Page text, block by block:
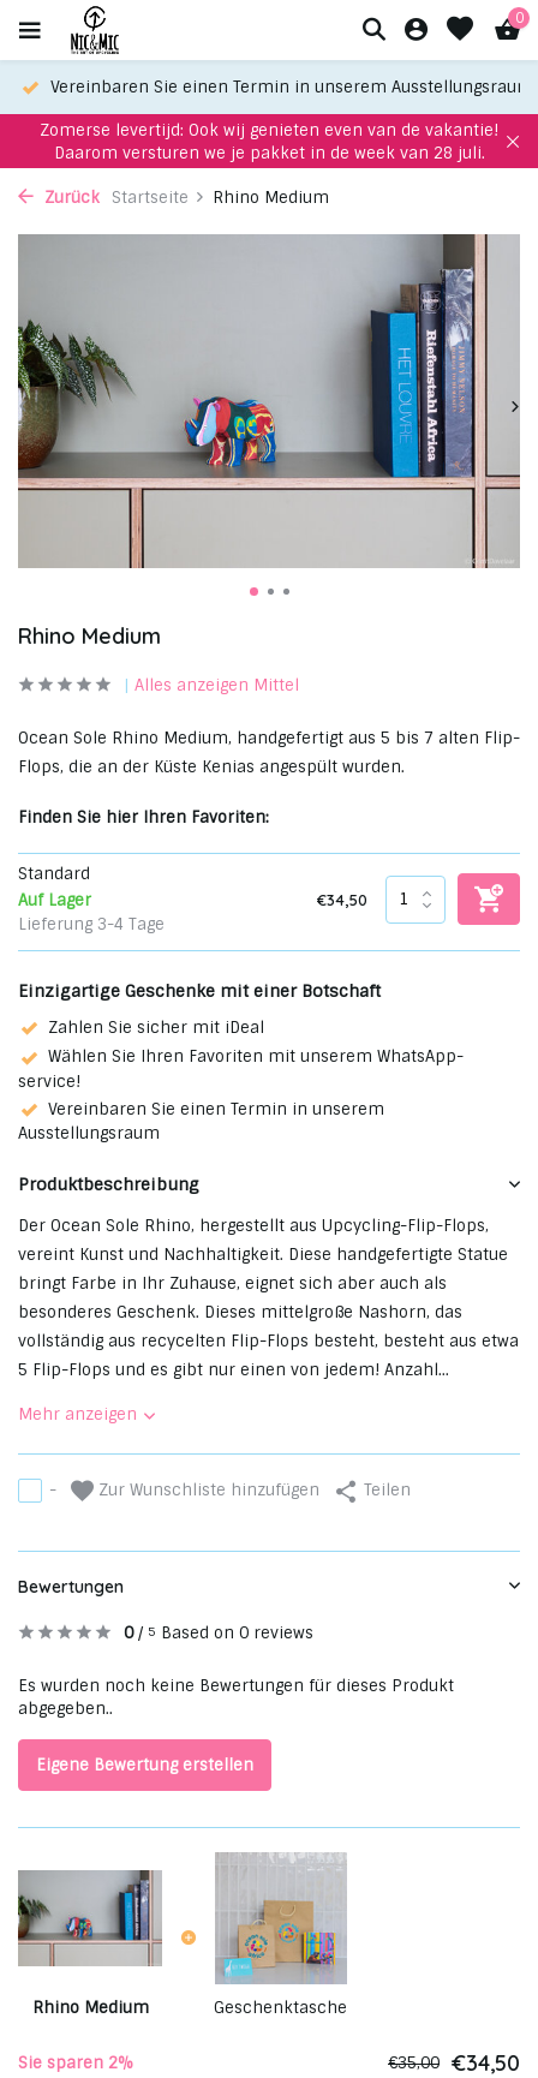
0
Vereinbaren Sie einen Termin in unserem Ausstellungsraum
Zomerse levertijd: Ook wij genieten even van de vakantie!
Daarom versturen we je pakket in de week van 28 juli.
Zurück Startseite Rhino Medium
Rhino Medium
Alles anzeigen Mittel
Ocean Sole Rhino Medium, handgefertigt aus 5 bis 7 alten Flip-
Flops, die an der Küste Kenias angespült wurden.
Finden Sie hier Ihren Favoriten:
Standard
Auf Lager
Lieferung 3-4 Tage
€34,50
Einzigartige Geschenke mit einer Botschaft
Zahlen Sie sicher mit iDeal
Wählen Sie Ihren Favoriten mit unserem WhatsApp-
service!
Vereinbaren Sie einen Termin in unserem
Ausstellungsraum
Produktbeschreibung
Der Ocean Sole Rhino, hergestellt aus Upcycling-Flip-Flops,
vereint Kunst und Nachhaltigkeit. Diese handgefertigte Statue
bringt Farbe in Ihr Zuhause, eignet sich aber auch als
besonderes Geschenk. Dieses mittelgroße Nashorn, das
vollständig aus recycelten Flip-Flops besteht, besteht aus etwa
5 Flip-Flops und es gibt nur einen von jedem! Anzahl...
Mehr anzeigen
- Zur Wunschliste hinzufügen Teilen
Bewertungen
0/ 5 Based on 0 reviews
Es wurden noch keine Bewertungen für dieses Produkt
abgegeben..
Eigene Bewertung erstellen
Rhino Medium Geschenktasche
Sie sparen 2% €35,00 €34,50